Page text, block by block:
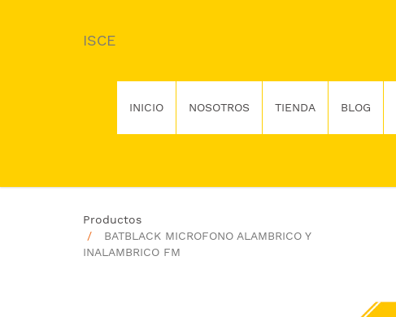
ISCE
INICIO NOSOTROS TIENDA BLOG
Productos
BATBLACK MICROFONO ALAMBRICO Y
INALAMBRICO FM